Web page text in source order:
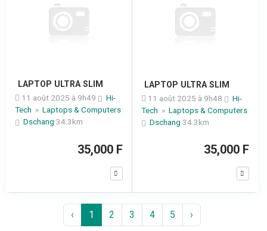
LAPTOP ULTRA SLIM
11 août 2025 à 9h49
Hi-
Tech » Laptops & Computers
Dschang 34.3km
35,000 F
LAPTOP ULTRA SLIM
11 août 2025 à 9h48
Hi-
Tech » Laptops & Computers
Dschang 34.3km
35,000 F
‹ 1 2 3 4 5 ›